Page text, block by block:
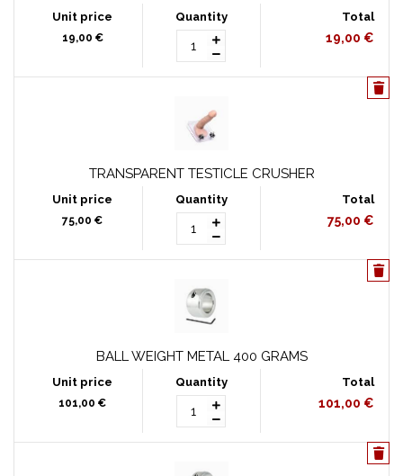
19,00 € 19,00 €
TRANSPARENT TESTICLE CRUSHER
75,00 € 75,00 €
BALL WEIGHT METAL 400 GRAMS
101,00 € 101,00 €